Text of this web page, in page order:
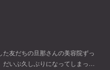
友だちの旦那さんの美容院ずっ
いぶ久しぶりになってしまっ…